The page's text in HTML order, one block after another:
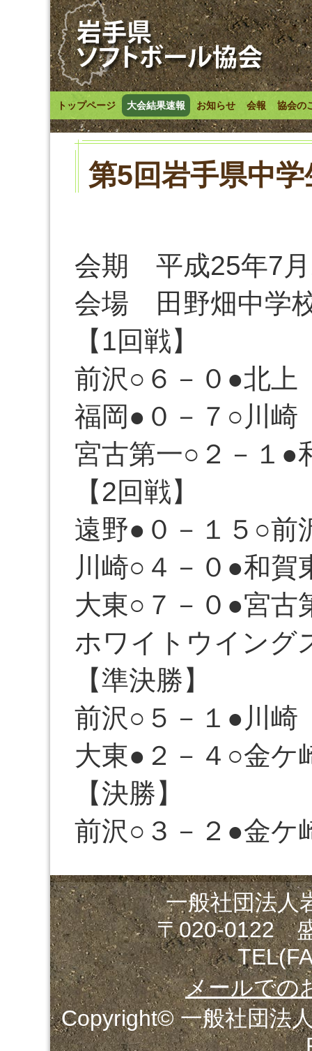
トップページ 大会結果速報 お知らせ 会報 協会の
第5回岩手県中
会期 平成25年7月
会場 田野畑中学
【1回戦】
前沢○６－０●北上
福岡●０－７○川崎
宮古第一○２－１●
【2回戦】
遠野●０－１５○前
川崎○４－０●和賀
大東○７－０●宮古
ホワイトウイング
【準決勝】
前沢○５－１●川崎
大東●２－４○金ケ
【決勝】
前沢○３－２●金ケ
一般社団法人
〒020-0122
メールでの
Copyright© 一般社団法